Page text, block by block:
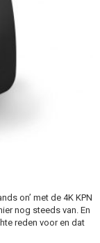
on’ met de 4K KPN
nog steeds van. En
reden voor en dat